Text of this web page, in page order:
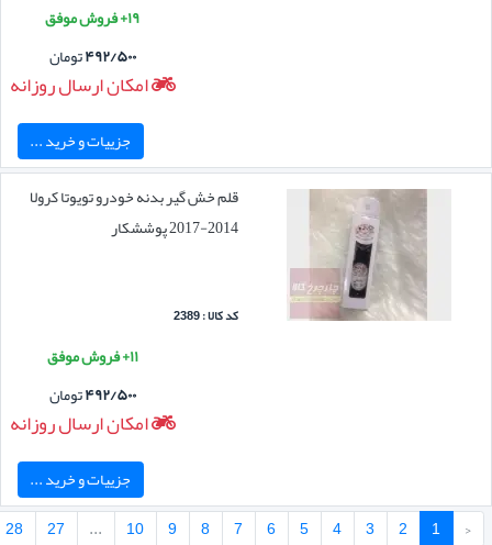
۱۹+ فروش موفق
۴۹۲/۵۰۰تومان
امکان ارسال روزانه
جزییات و خرید ...
قلم خش گیر بدنه خودرو تویوتا کرولا
2014-2017 پوششکار
کد کالا : 2389
۱۱+ فروش موفق
۴۹۲/۵۰۰تومان
امکان ارسال روزانه
جزییات و خرید ...
‹
1
2
3
4
5
6
7
8
9
10
...
27
28